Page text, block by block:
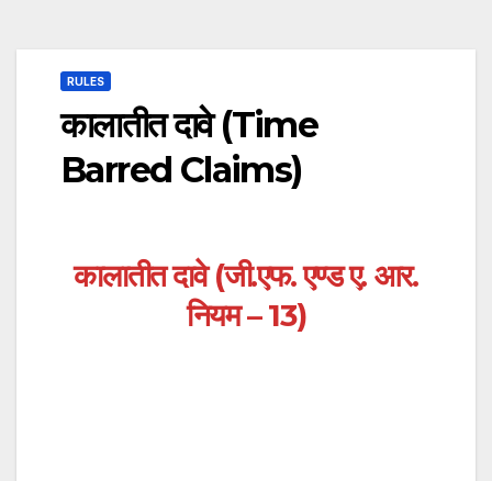
RULES
कालातीत दावे (Time
Barred Claims)
कालातीत दावे (जी.एफ. एण्ड ए. आर.
नियम – 13)